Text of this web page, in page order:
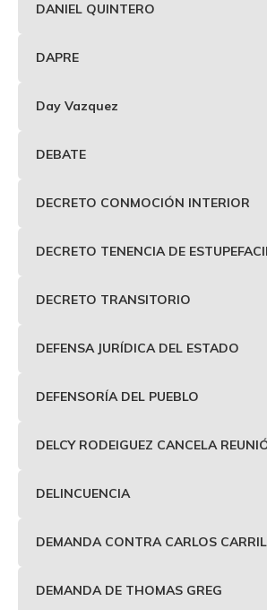
DANIEL QUINTERO
DAPRE
Day Vazquez
DEBATE
DECRETO CONMOCIÓN INTERIOR
DECRETO TENENCIA DE
DECRETO TRANSITORIO
DEFENSA JURÍDICA DEL ESTADO
DEFENSORÍA DEL PUEBLO
DELCY RODEIGUEZ CANCELA
DELINCUENCIA
DEMANDA CONTRA CARLOS
DEMANDA DE THOMAS GREG